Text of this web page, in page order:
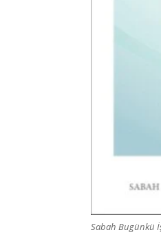
Sabah Bugünkü